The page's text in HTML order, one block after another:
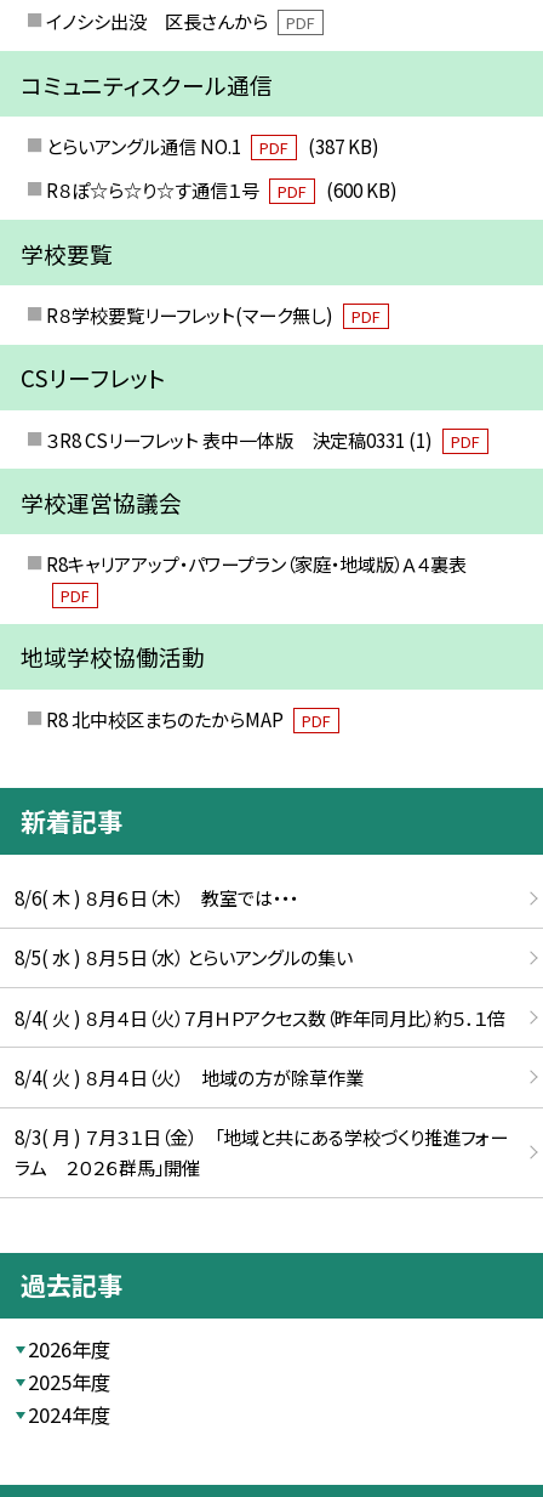
イノシシ出没 区長さんから PDF
コミュニティスクール通信
とらいアングル通信 NO.1 PDF
(387 KB)
R８ぽ☆ら☆り☆す通信１号
PDF (600 KB)
学校要覧
R８学校要覧リーフレット(マーク無し) PDF
CSリーフレット
３R8 CSリーフレット 表中一体版 決定稿0331 (1) PDF
学校運営協議会
R8キャリアアップ・パワープラン（家庭・地域版）Ａ４裏表
PDF
地域学校協働活動
R8 北中校区まちのたからMAP PDF
新着記事
8/6( 木 ) ８月６日（木） 教室では・・・
8/5( 水 ) ８月５日（水） とらいアングルの集い
8/4( 火 ) ８月４日（火）７月ＨＰアクセス数（昨年同月比）約５．１倍
8/4( 火 ) ８月４日（火） 地域の方が除草作業
8/3( 月 ) ７月３１日（金） 「地域と共にある学校づくり推進フォー
ラム ２０２６群馬」開催
過去記事
2026年度
2025年度
2024年度